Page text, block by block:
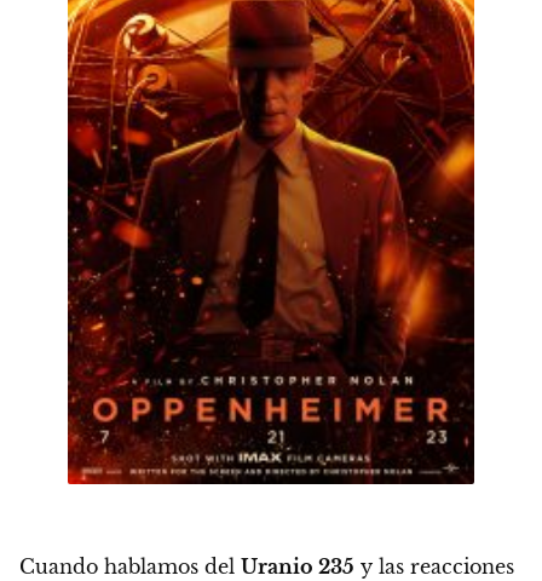
Cuando hablamos del Uranio 235 y las reacciones